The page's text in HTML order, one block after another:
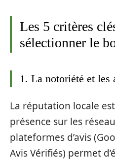
Les 5 critères
sélectionner le
1. La notoriété et les
La réputation locale
présence sur les
plateformes d’avis
Avis Vérifiés) permet